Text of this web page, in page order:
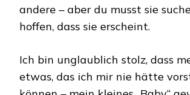
andere – aber du musst sie
hoffen, dass sie erscheint.
Ich bin unglaublich stolz, dass
etwas, das ich mir nie hätte